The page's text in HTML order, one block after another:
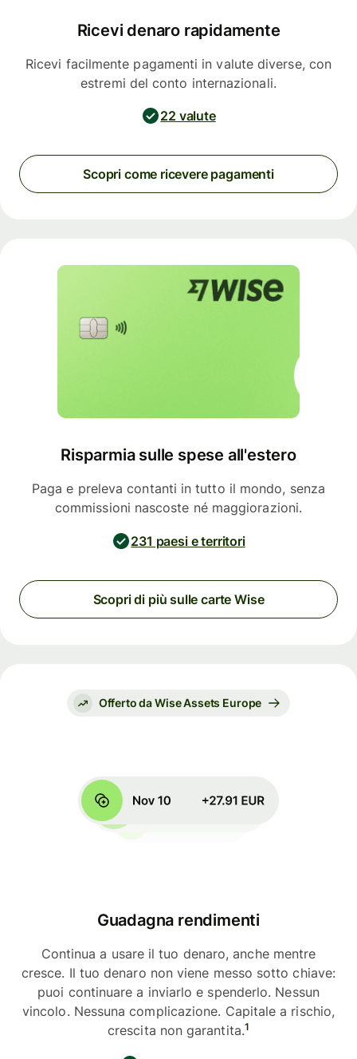
Ricevi denaro rapidamente
Ricevi facilmente pagamenti in valute diverse, con
estremi del conto internazionali.
22 valute
Scopri come ricevere pagamenti
Risparmia sulle spese all'estero
Paga e preleva contanti in tutto il mondo, senza
commissioni nascoste né maggiorazioni.
231 paesi e territori
Scopri di più sulle carte Wise
Offerto da Wise Assets Europe
Guadagna rendimenti
Continua a usare il tuo denaro, anche mentre
cresce. Il tuo denaro non viene messo sotto chiave:
puoi continuare a inviarlo e spenderlo. Nessun
vincolo. Nessuna complicazione. Capitale a rischio,
crescita non garantita.1